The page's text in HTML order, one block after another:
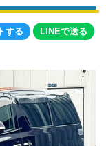
する LINEで送る